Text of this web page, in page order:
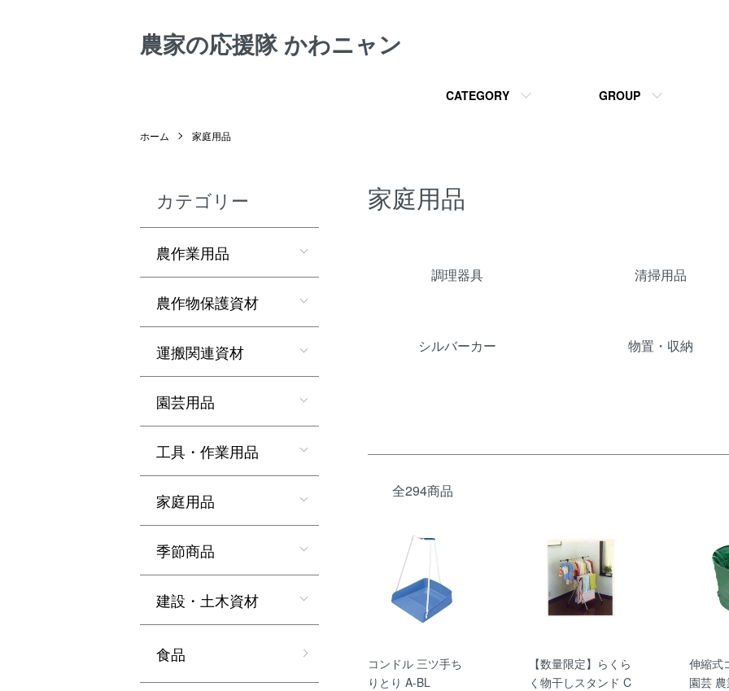
農家の応援隊 かわニャン
CATEGORY GROUP
ホーム 家庭用品
家庭用品
調理器具
清掃用品
シルバーカー 物置・収納
全294商品
コンドル 三ツ手ち
りとり A-BL
【数量限定】らくら
く物干しスタンド C
伸縮式
園芸
カテゴリー
農作業用品
農作物保護資材
運搬関連資材
園芸用品
工具・作業用品
家庭用品
季節商品
建設・土木資材
食品